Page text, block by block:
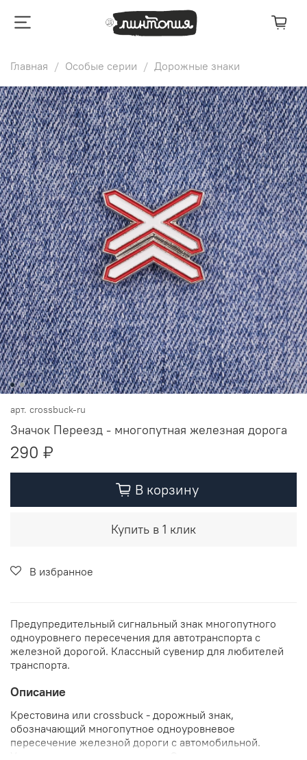
Главная Особые серии Дорожные знаки
арт. crossbuck-ru
Значок Переезд - многопутная железная дорога
290 ₽
В корзину
Купить в 1 клик
В избранное
Предупредительный сигнальный знак многопутного
одноуровнего пересечения для автотранспорта с
железной дорогой. Классный сувенир для любителей
транспорта.
Описание
Крестовина или crossbuck - дорожный знак,
обозначающий многопутное одноуровневое
пересечение железной дороги с автомобильной.